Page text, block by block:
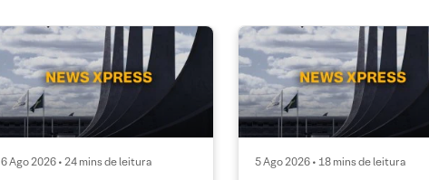
6 Ago 2026 • 24 mins de leitura 5 Ago 2026 • 18 mins de leitura